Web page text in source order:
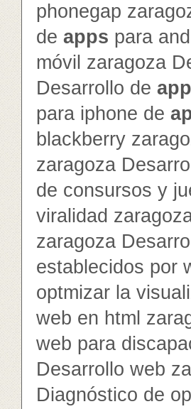
phonegap
de apps para
móvil zaragoza
Desarrollo de app
para iphone de
blackberry
zaragoza
de consursos y
viralidad
zaragoza
establecidos por
optmizar la
web en html
web para
Desarrollo web
Diagnóstico de